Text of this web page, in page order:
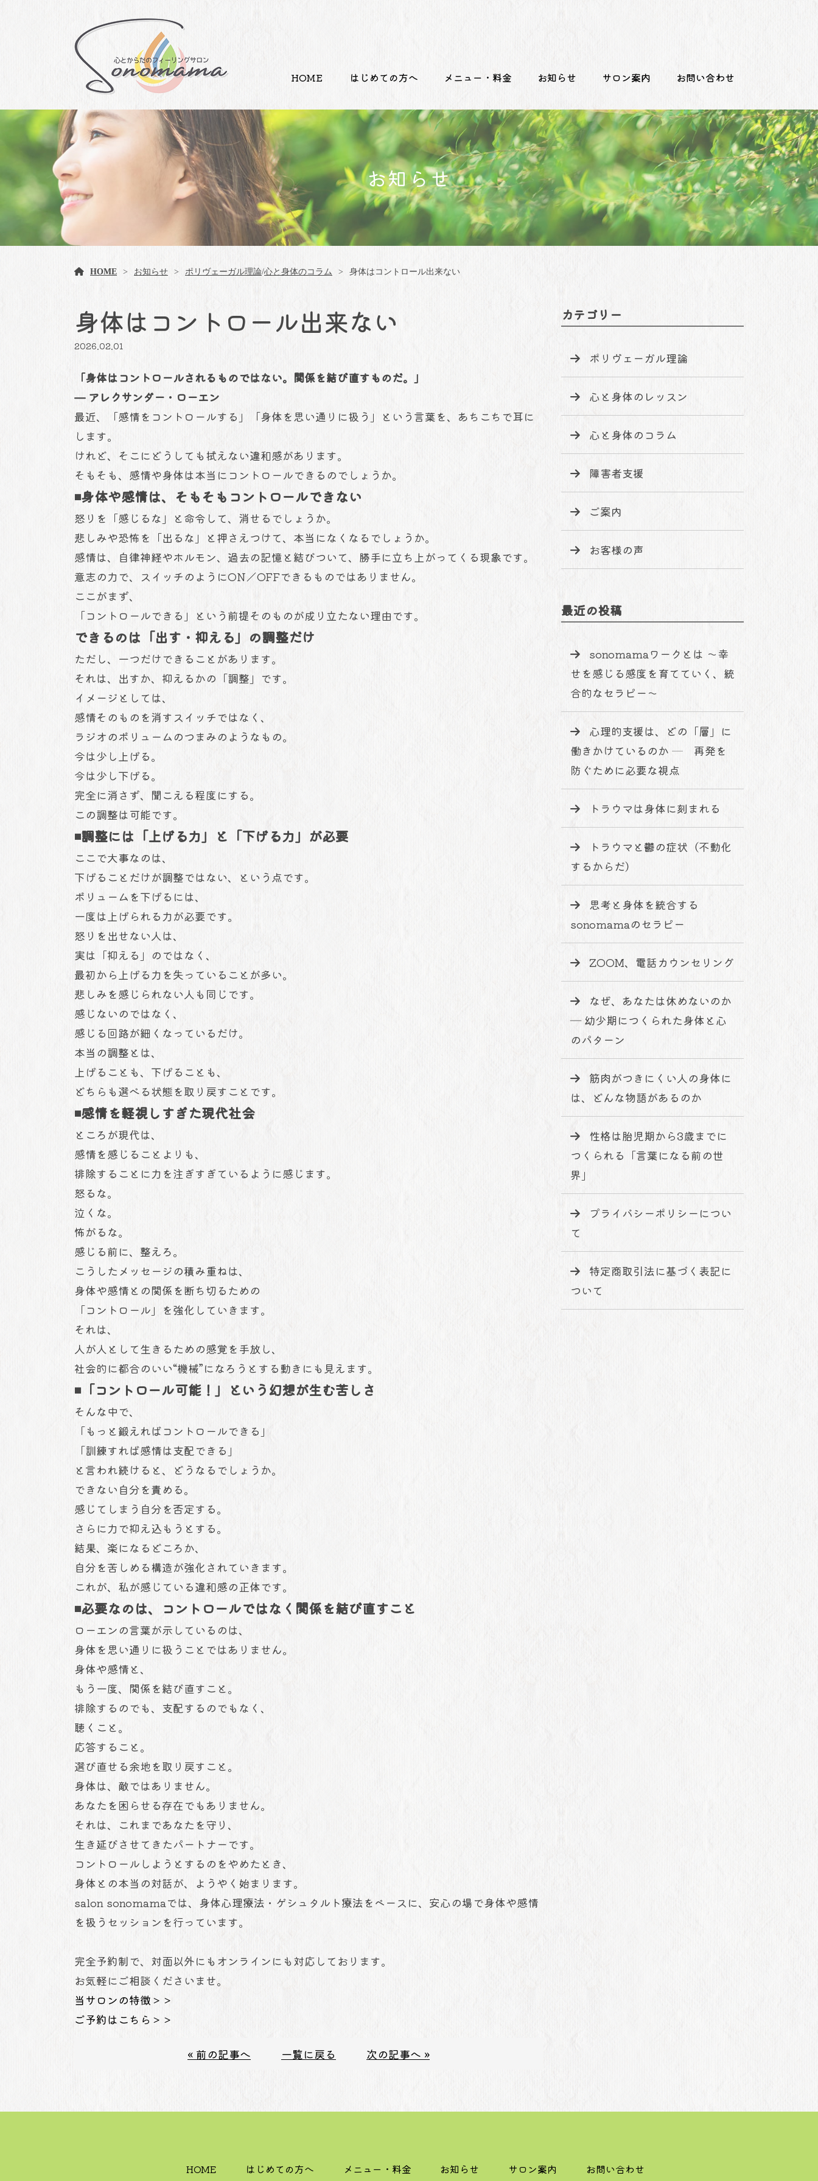
HOME はじめての方へ メニュー・料金 お知らせ サロン案内 お問い合わせ
お知らせ
HOME お知らせ ポリヴェーガル理論/心と身体のコラム 身体はコントロール出来ない
身体はコントロール出来ない
2026.02.01
「身体はコントロールされるものではない。関係を結び直すものだ。」
— アレクサンダー・ローエン
最近、「感情をコントロールする」「身体を思い通りに扱う」という言葉を、あちこちで耳に
します。
けれど、そこにどうしても拭えない違和感があります。
そもそも、感情や身体は本当にコントロールできるのでしょうか。
◾️身体や感情は、そもそもコントロールできない
怒りを「感じるな」と命令して、消せるでしょうか。
悲しみや恐怖を「出るな」と押さえつけて、本当になくなるでしょうか。
感情は、自律神経やホルモン、過去の記憶と結びついて、勝手に立ち上がってくる現象です。
意志の力で、スイッチのようにON／OFFできるものではありません。
ここがまず、
「コントロールできる」という前提そのものが成り立たない理由です。
できるのは「出す・抑える」の調整だけ
ただし、一つだけできることがあります。
それは、出すか、抑えるかの「調整」です。
イメージとしては、
感情そのものを消すスイッチではなく、
ラジオのボリュームのつまみのようなもの。
今は少し上げる。
今は少し下げる。
完全に消さず、聞こえる程度にする。
この調整は可能です。
◾️調整には「上げる力」と「下げる力」が必要
ここで大事なのは、
下げることだけが調整ではない、という点です。
ボリュームを下げるには、
一度は上げられる力が必要です。
怒りを出せない人は、
実は「抑える」のではなく、
最初から上げる力を失っていることが多い。
悲しみを感じられない人も同じです。
感じないのではなく、
感じる回路が細くなっているだけ。
本当の調整とは、
上げることも、下げることも、
どちらも選べる状態を取り戻すことです。
◾️感情を軽視しすぎた現代社会
ところが現代は、
感情を感じることよりも、
排除することに力を注ぎすぎているように感じます。
怒るな。
泣くな。
怖がるな。
感じる前に、整えろ。
こうしたメッセージの積み重ねは、
身体や感情との関係を断ち切るための
「コントロール」を強化していきます。
それは、
人が人として生きるための感覚を手放し、
社会的に都合のいい“機械”になろうとする動きにも見えます。
◾️「コントロール可能！」という幻想が生む苦しさ
そんな中で、
「もっと鍛えればコントロールできる」
「訓練すれば感情は支配できる」
と言われ続けると、どうなるでしょうか。
できない自分を責める。
感じてしまう自分を否定する。
さらに力で抑え込もうとする。
結果、楽になるどころか、
自分を苦しめる構造が強化されていきます。
これが、私が感じている違和感の正体です。
◾️必要なのは、コントロールではなく関係を結び直すこと
ローエンの言葉が示しているのは、
身体を思い通りに扱うことではありません。
身体や感情と、
もう一度、関係を結び直すこと。
排除するのでも、支配するのでもなく、
聴くこと。
応答すること。
選び直せる余地を取り戻すこと。
身体は、敵ではありません。
あなたを困らせる存在でもありません。
それは、これまであなたを守り、
生き延びさせてきたパートナーです。
コントロールしようとするのをやめたとき、
身体との本当の対話が、ようやく始まります。
salon sonomamaでは、身体心理療法・ゲシュタルト療法をベースに、安心の場で身体や感情
を扱うセッションを行っています。
完全予約制で、対面以外にもオンラインにも対応しております。
お気軽にご相談くださいませ。
当サロンの特徴＞＞
ご予約はこちら＞＞
« 前の記事へ 一覧に戻る 次の記事へ »
カテゴリー
ポリヴェーガル理論
心と身体のレッスン
心と身体のコラム
障害者支援
ご案内
お客様の声
最近の投稿
sonomamaワークとは 〜幸
せを感じる感度を育てていく、統
合的なセラピー〜
心理的支援は、どの「層」に
働きかけているのか ─ 再発を
防ぐために必要な視点
トラウマは身体に刻まれる
トラウマと鬱の症状（不動化
するからだ）
思考と身体を統合する
sonomamaのセラピー
ZOOM、電話カウンセリング
なぜ、あなたは休めないのか
― 幼少期につくられた身体と心
のパターン
筋肉がつきにくい人の身体に
は、どんな物語があるのか
性格は胎児期から3歳までに
つくられる「言葉になる前の世
界」
プライバシーポリシーについ
て
特定商取引法に基づく表記に
ついて
HOME はじめての方へ メニュー・料金 お知らせ サロン案内 お問い合わせ